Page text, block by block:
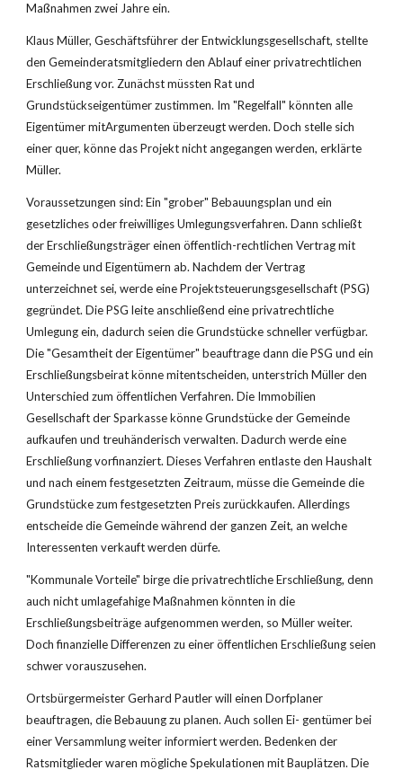
Maßnahmen zwei Jahre ein.
Klaus Müller, Geschäftsführer der Entwicklungsgesellschaft, stellte
den Gemeinderatsmitgliedern den Ablauf einer privatrechtlichen
Erschließung vor. Zunächst müssten Rat und
Grundstückseigentümer zustimmen. Im "Regelfall" könnten alle
Eigentümer mitArgumenten überzeugt werden. Doch stelle sich
einer quer, könne das Projekt nicht angegangen werden, erklärte
Müller.
Voraussetzungen sind: Ein "grober" Bebauungsplan und ein
gesetzliches oder freiwilliges Umlegungsverfahren. Dann schließt
der Erschließungsträger einen öffentlich-rechtlichen Vertrag mit
Gemeinde und Eigentümern ab. Nachdem der Vertrag
unterzeichnet sei, werde eine Projektsteuerungsgesellschaft (PSG)
gegründet. Die PSG leite anschließend eine privatrechtliche
Umlegung ein, dadurch seien die Grundstücke schneller verfügbar.
Die "Gesamtheit der Eigentümer" beauftrage dann die PSG und ein
Erschließungsbeirat könne mitentscheiden, unterstrich Müller den
Unterschied zum öffentlichen Verfahren. Die Immobilien
Gesellschaft der Sparkasse könne Grundstücke der Gemeinde
aufkaufen und treuhänderisch verwalten. Dadurch werde eine
Erschließung vorfinanziert. Dieses Verfahren entlaste den Haushalt
und nach einem festgesetzten Zeitraum, müsse die Gemeinde die
Grundstücke zum festgesetzten Preis zurückkaufen. Allerdings
entscheide die Gemeinde während der ganzen Zeit, an welche
Interessenten verkauft werden dürfe.
"Kommunale Vorteile" birge die privatrechtliche Erschließung, denn
auch nicht umlagefahige Maßnahmen könnten in die
Erschließungsbeiträge aufgenommen werden, so Müller weiter.
Doch finanzielle Differenzen zu einer öffentlichen Erschließung seien
schwer vorauszusehen.
Ortsbürgermeister Gerhard Pautler will einen Dorfplaner
beauftragen, die Bebauung zu planen. Auch sollen Ei- gentümer bei
einer Versammlung weiter informiert werden. Bedenken der
Ratsmitglieder waren mögliche Spekulationen mit Bauplätzen. Die